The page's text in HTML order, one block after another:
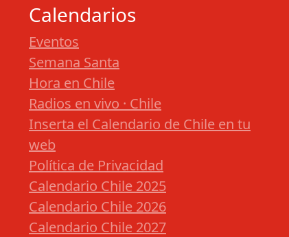
Calendarios
Eventos
Semana Santa
Hora en Chile
Radios en vivo · Chile
Inserta el Calendario de Chile en tu
web
Política de Privacidad
Calendario Chile 2025
Calendario Chile 2026
Calendario Chile 2027